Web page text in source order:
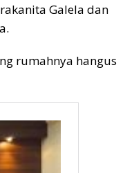
Galela dan
rumahnya hangus